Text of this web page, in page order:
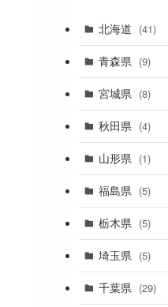
北海道 (41)
(27)
(2)
(1)
(1)
(1)
(2)
(1)
(3)
青森県 (9)
宮城県 (8)
秋田県 (4)
山形県 (1)
福島県 (5)
栃木県 (5)
埼玉県 (5)
千葉県 (29)